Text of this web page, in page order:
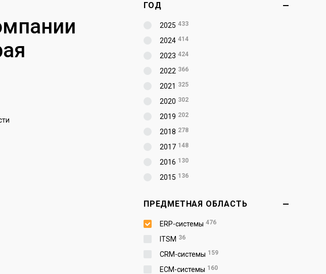
ГОД
2025 433
2024 414
2023 424
2022 366
2021 325
2020 302
2019 202
2018 278
2017 148
2016 130
2015 136
ПРЕДМЕТНАЯ ОБЛАСТЬ
ERP-системы 476
ITSM 36
CRM-системы 159
ECM-системы 160